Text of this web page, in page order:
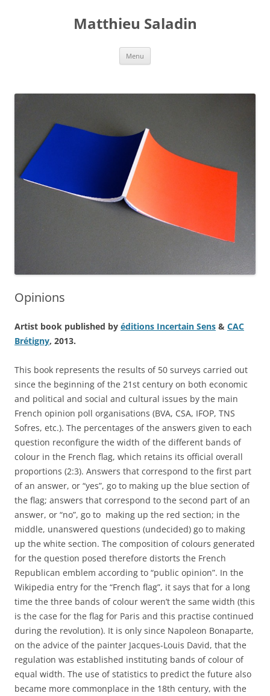
Matthieu Saladin
Menu
Opinions
Artist book published by éditions Incertain Sens & CAC
Brétigny, 2013.
This book represents the results of 50 surveys carried out
since the beginning of the 21st century on both economic
and political and social and cultural issues by the main
French opinion poll organisations (BVA, CSA, IFOP, TNS
Sofres, etc.). The percentages of the answers given to each
question reconfigure the width of the different bands of
colour in the French flag, which retains its official overall
proportions (2:3). Answers that correspond to the first part
of an answer, or “yes”, go to making up the blue section of
the flag; answers that correspond to the second part of an
answer, or “no”, go to making up the red section; in the
middle, unanswered questions (undecided) go to making
up the white section. The composition of colours generated
for the question posed therefore distorts the French
Republican emblem according to “public opinion”. In the
Wikipedia entry for the “French flag”, it says that for a long
time the three bands of colour weren’t the same width (this
is the case for the flag for Paris and this practise continued
during the revolution). It is only since Napoleon Bonaparte,
on the advice of the painter Jacques-Louis David, that the
regulation was established instituting bands of colour of
equal width. The use of statistics to predict the future also
became more commonplace in the 18th century, with the